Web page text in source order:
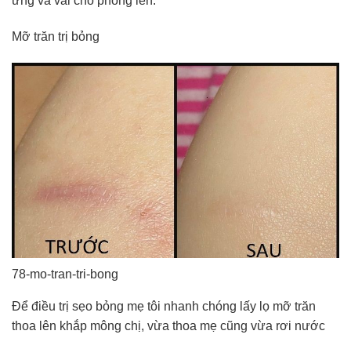
Mỡ trăn trị bỏng
78-mo-tran-tri-bong
Để điều trị sẹo bỏng mẹ tôi nhanh chóng lấy lọ mỡ trăn
thoa lên khắp mông chị, vừa thoa mẹ cũng vừa rơi nước